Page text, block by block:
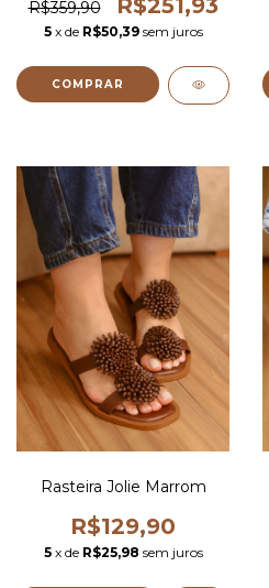
R$359,90 R$251,93
5 x de R$50,39 sem juros
COMPRAR
Rasteira Jolie Marrom
R$129,90
5 x de R$25,98 sem juros